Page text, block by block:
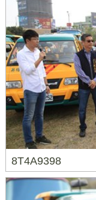
8T4A9398